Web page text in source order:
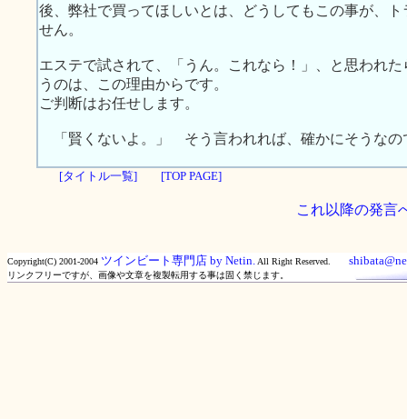
後、弊社で買ってほしいとは、どうしてもこの事が、
せん。
エステで試されて、「うん。これなら！」、と思われ
うのは、この理由からです。
ご判断はお任せします。
「賢くないよ。」 そう言われれば、確かにそうなの
[タイトル一覧] [TOP PAGE]
これ以降の発言
Copyright(C) 2001-2004 ツインビート専門店 by Netin. All Right Reserved.
リンクフリーですが、画像や文章を複製転用する事は固く禁じます。